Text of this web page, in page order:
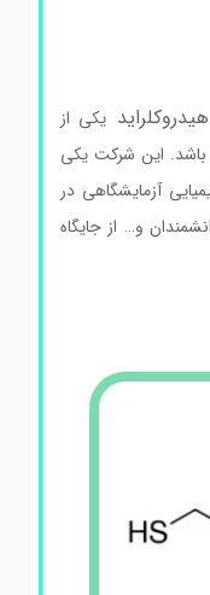
یکی از
این شرکت یکی
آزمایشگاهی در
و… از جایگاه
مونوهیدرات